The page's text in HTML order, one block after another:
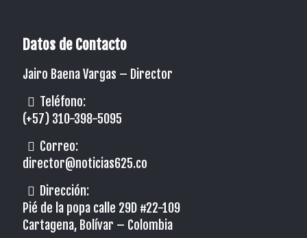
Datos de Contacto
Jairo Baena Vargas – Director
Teléfono:
(+57) 310-398-5095
Correo:
director@noticias625.co
Dirección:
Pié de la popa calle 29D #22-109
Cartagena, Bolívar – Colombia